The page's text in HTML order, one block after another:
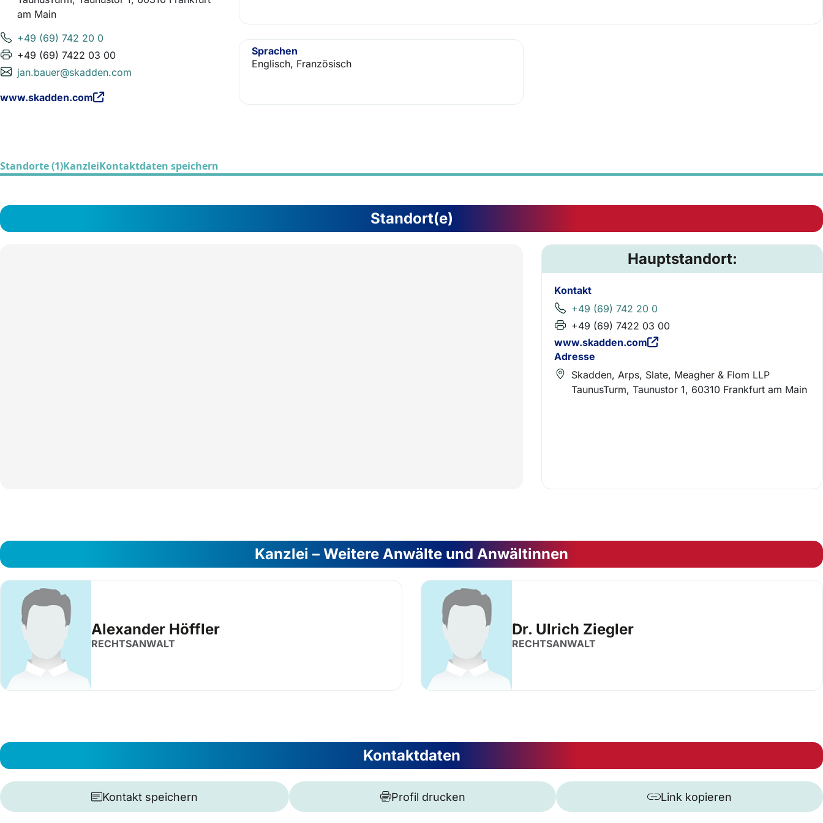
am Main
+49 (69) 742 20 0
+49 (69) 7422 03 00
jan.bauer@skadden.com
www.skadden.com
Sprachen
Englisch, Französisch
Standorte (1)KanzleiKontaktdaten speichern
Standort(e)
Hauptstandort:
Kontakt
+49 (69) 742 20 0
+49 (69) 7422 03 00
www.skadden.com
Adresse
Skadden, Arps, Slate, Meagher & Flom LLP
TaunusTurm, Taunustor 1, 60310 Frankfurt am Main
Kanzlei – Weitere Anwälte und Anwältinnen
Alexander Höffler
RECHTSANWALT
Dr. Ulrich Ziegler
RECHTSANWALT
Kontaktdaten
Kontakt speichern Profil drucken Link kopieren